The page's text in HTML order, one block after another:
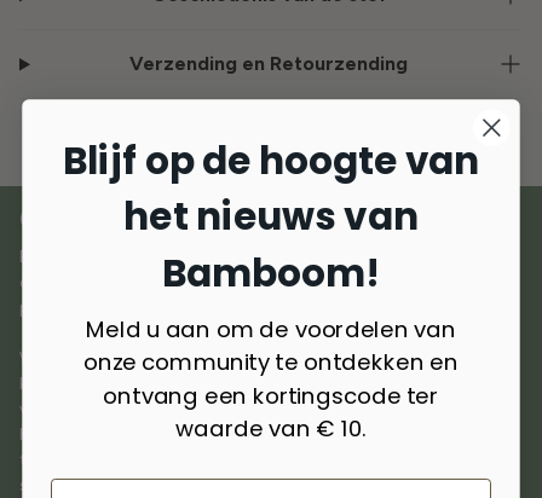
Verzending en Retourzending
ONZE MATERIALEN
Bamboom is ontstaan uit liefde voor natuurlijke materialen en
combineert
innovatie en duurzaamheidom hoogwaardige
producten voor kinderen te creëren.
We gebruikengeselecteerde materialenzoals bamboe,
katoen, wol, kasjmier en gerecyclede materialen, gekozen
vanwege hun ademend vermogen, zachtheid en
huidvriendelijkheid. Ze zijn hypoallergeen, antibacterieel en
thermoregulerend en bieden comfort en bescherming in elk
seizoen.
Blijf op de hoogte van
het nieuws van
Bamboom!
Meld u aan om de voordelen van
onze community te ontdekken en
ontvang een kortingscode ter
waarde van € 10.